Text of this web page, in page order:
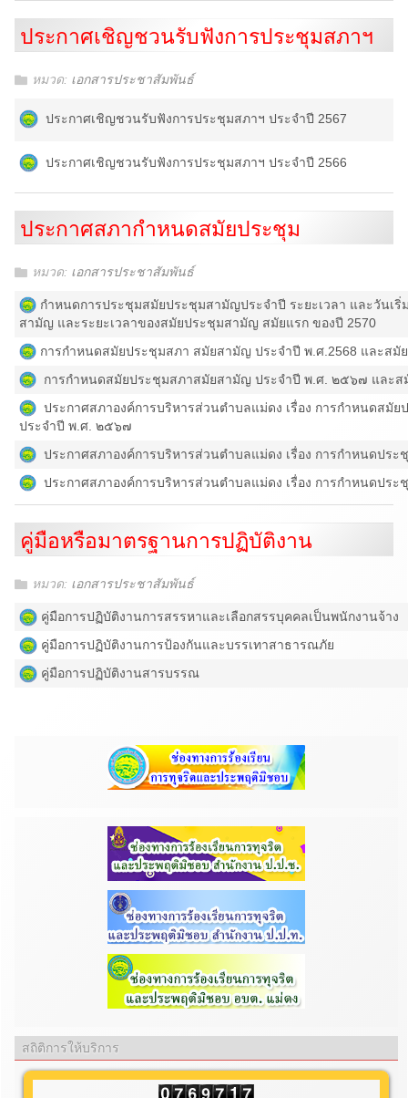
ประกาศเชิญชวนรับฟังการประชุมสภาฯ
หมวด: เอกสารประชาสัมพันธ์
ประกาศเชิญชวนรับฟังการประชุมสภาฯ ประจำปี 2567
ประกาศเชิญชวนรับฟังการประชุมสภาฯ ประจำปี 2566
ประกาศสภากำหนดสมัยประชุม
หมวด: เอกสารประชาสัมพันธ์
กำหนดการประชุมสมัยประชุมสามัญประจำปี ระยะเวลา และวัน
สามัญ และระยะเวลาของสมัยประชุมสามัญ สมัยแรก ของปี 2570
การกำหนดสมัยประชุมสภา สมัยสามัญ ประจำปี พ.ศ.2568 และสมั
การกำหนดสมัยประชุมสภาสมัยสามัญ ประจำปี พ.ศ. ๒๕๖๗ และ
ประกาศสภาองค์การบริหารส่วนตำบลแม่ดง เรื่อง การกำหนดส
ประจำปี พ.ศ. ๒๕๖๗
ประกาศสภาองค์การบริหารส่วนตำบลแม่ดง เรื่อง การกำหนดปร
ประกาศสภาองค์การบริหารส่วนตำบลแม่ดง เรื่อง การกำหนดป
คู่มือหรือมาตรฐานการปฏิบัติงาน
หมวด: เอกสารประชาสัมพันธ์
คู่มือการปฏิบัติงานการสรรหาและเลือกสรรบุคคลเป็นพนักงานจ้าง
คู่มือการปฏิบัติงานการป้องกันและบรรเทาสาธารณภัย
คู่มือการปฏิบัติงานสารบรรณ
สถิติการให้บริการ